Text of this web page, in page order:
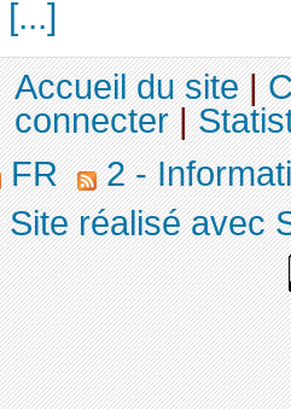
[...]
Accueil du site|
connecter|
FR
2 -
Site réalisé avec